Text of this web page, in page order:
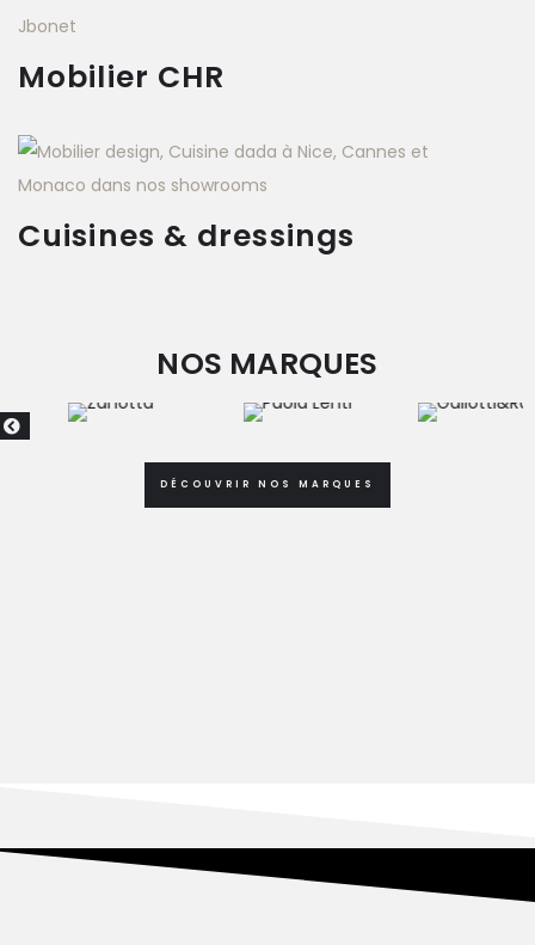
Mobilier CHR
Cuisines & dressings
NOS MARQUES
DÉCOUVRIR NOS MARQUES